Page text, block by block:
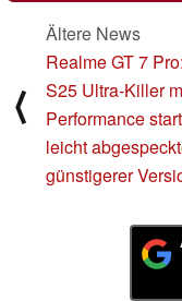
⟨
Ältere News
Realme GT 7
S25 Ultra-Killer
Performance
leicht
günstigerer